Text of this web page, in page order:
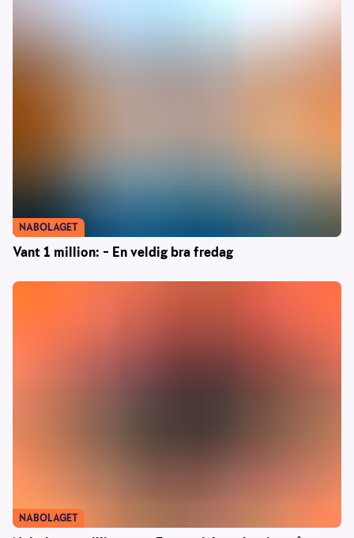
Vant 1 million: – En veldig bra fredag
NABOLAGET
NABOLAGET